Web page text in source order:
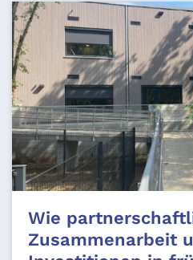
Wie
Zusammenarbeit